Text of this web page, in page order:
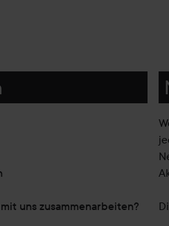
uns zusammenarbeiten?